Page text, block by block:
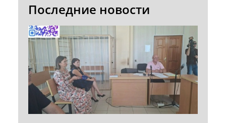
Последние новости